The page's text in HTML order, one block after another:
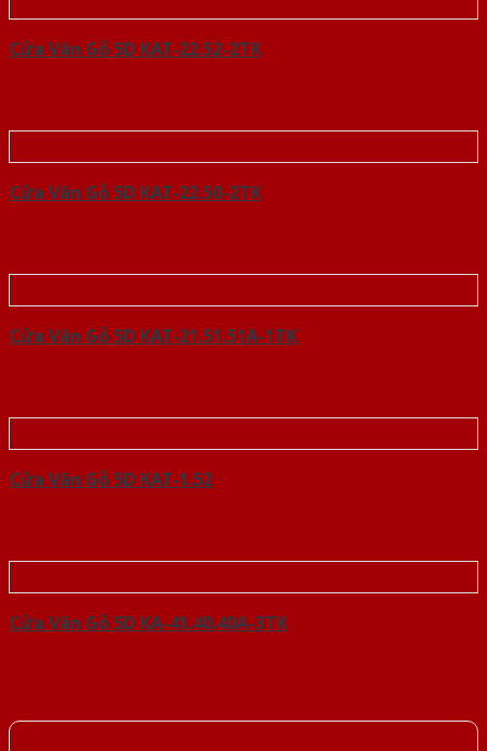
Cửa Vân Gỗ 5D KAT-22.52-2TK
Cửa Vân Gỗ 5D KAT-22.50-2TK
Cửa Vân Gỗ 5D KAT-21.51.51A-1TK
Cửa Vân Gỗ 5D KAT-1.52
Cửa Vân Gỗ 5D KA-41.40.40A-3TK